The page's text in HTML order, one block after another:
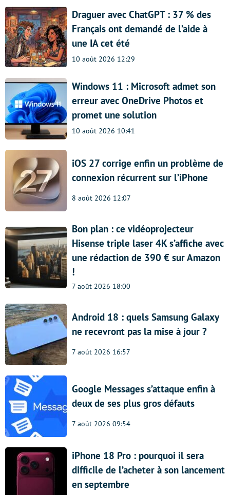
Draguer avec ChatGPT : 37 % des
Français ont demandé de l’aide à
une IA cet été
10 août 2026 12:29
Windows 11 : Microsoft admet son
erreur avec OneDrive Photos et
promet une solution
10 août 2026 10:41
iOS 27 corrige enfin un problème de
connexion récurrent sur l’iPhone
8 août 2026 12:07
Bon plan : ce vidéoprojecteur
Hisense triple laser 4K s’affiche avec
une rédaction de 390 € sur Amazon
!
7 août 2026 18:00
Android 18 : quels Samsung Galaxy
ne recevront pas la mise à jour ?
7 août 2026 16:57
Google Messages s’attaque enfin à
deux de ses plus gros défauts
7 août 2026 09:54
iPhone 18 Pro : pourquoi il sera
difficile de l’acheter à son lancement
en septembre